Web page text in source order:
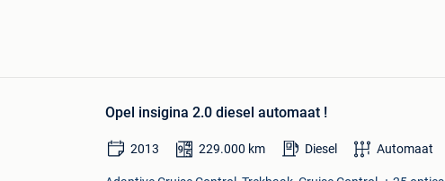
Opel insigina 2.0 diesel automaat !
2013 229.000 km Diesel Automaat